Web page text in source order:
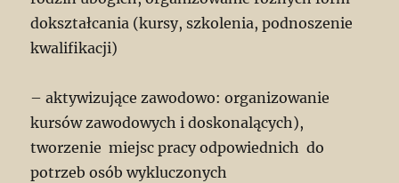
dokształcania (kursy, szkolenia, podnoszenie
kwalifikacji)
– aktywizujące zawodowo: organizowanie
kursów zawodowych i doskonalących),
tworzenie miejsc pracy odpowiednich do
potrzeb osób wykluczonych